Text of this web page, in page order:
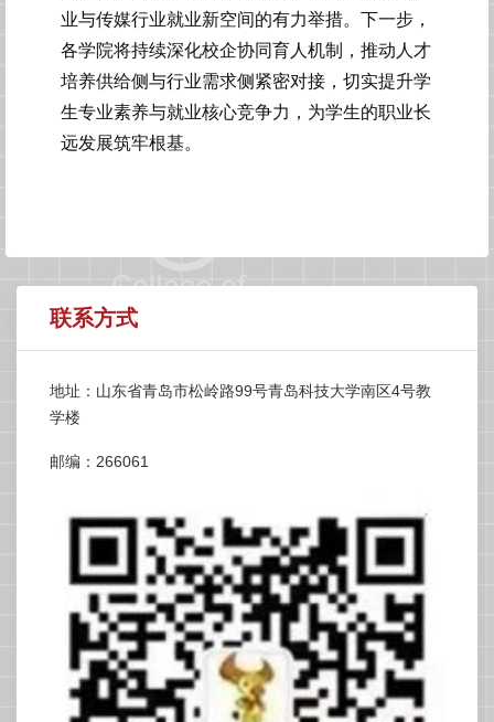
联系方式
地址：山东省青岛市松岭路99号青岛科技大学南区4号教
学楼
邮编：266061
业与传媒行业就业新空间的有力举措。下一步，
各学院将持续深化校企协同育人机制，推动人才
培养供给侧与行业需求侧紧密对接，切实提升学
生专业素养与就业核心竞争力，为学生的职业长
远发展筑牢根基。